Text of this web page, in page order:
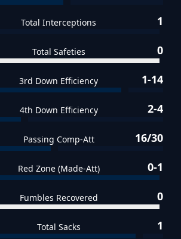
Total Interceptions 1
Total Safeties 0
3rd Down Efficiency 1-14
4th Down Efficiency 2-4
Passing Comp-Att 16/30
Red Zone (Made-Att) 0-1
Fumbles Recovered 0
Total Sacks 1